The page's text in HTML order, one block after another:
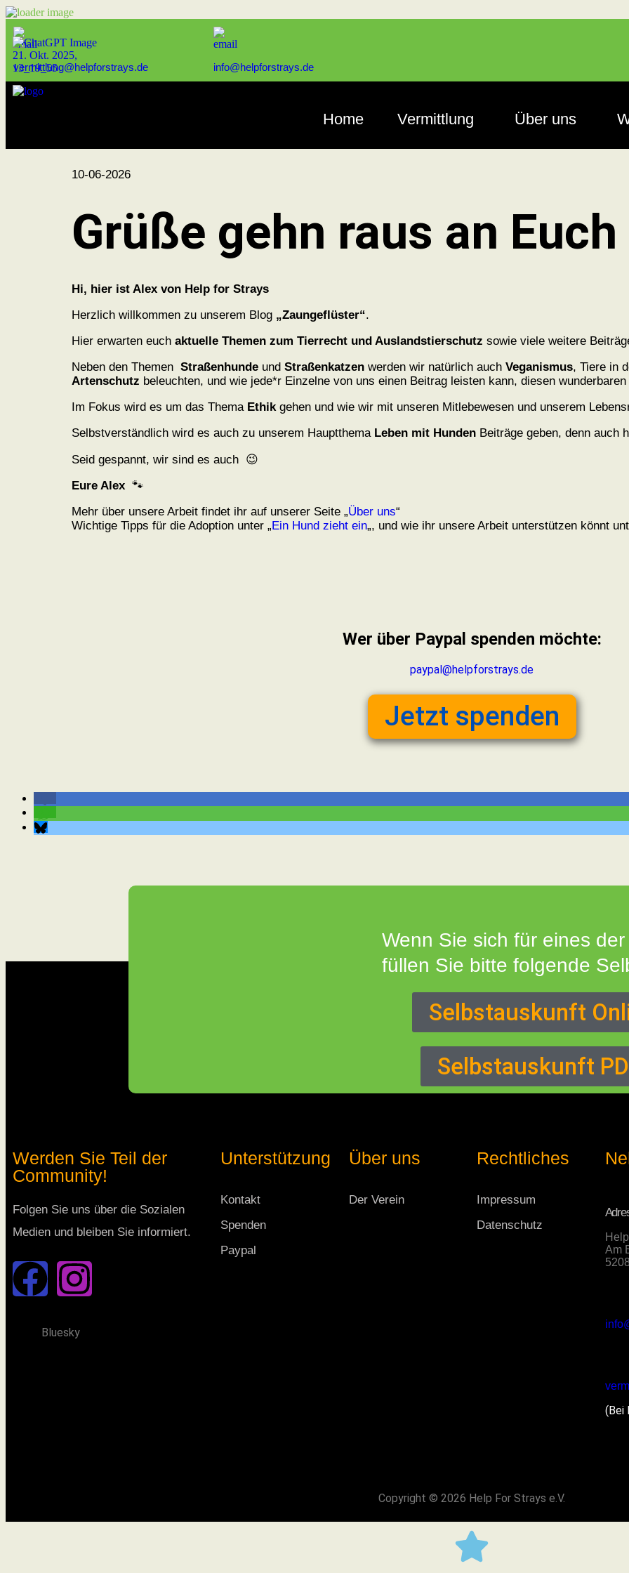
vermittlung@helpforstrays.de info@helpforstrays.de
Home Vermittlung Über uns
10-06-2026
Grüße gehn raus an
Hi, hier ist Alex von Help for Strays
Herzlich willkommen zu unserem Blog „Zaungeflüster“.
Hier erwarten euch aktuelle Themen zum Tierrecht und Auslandstierschutz sowie viele weitere
Neben den Themen Straßenhunde und Straßenkatzen werden wir natürlich auch Veganismus, Tiere in
Artenschutz beleuchten, und wie jede*r Einzelne von uns einen Beitrag leisten kann, diesen
Im Fokus wird es um das Thema Ethikgehen und wie wir mit unseren Mitlebewesen und unserem
Selbstverständlich wird es auch zu unserem HauptthemaLeben mit Hunden Beiträge geben, denn auch
Seid gespannt, wir sind es auch 😉
Eure Alex 🐾
Mehr über unsere Arbeit findet ihr auf unserer Seite „Über uns“
Wichtige Tipps für die Adoption unter „ Ein Hund zieht ein„, und wie ihr unsere Arbeit unterstützen könnt
Wer über Paypal spenden möchte:
paypal@helpforstrays.de
Jetzt spenden
Wenn Sie sich für eines
füllen Sie bitte folgende
Selbstauskunft
Selbstauskunft
Werden Sie Teil der
Community!
Folgen Sie uns über die Sozialen
Medien und bleiben Sie informiert.
Bluesky
Unterstützung
Kontakt
Spenden
Paypal
Über uns
Der Verein
Rechtliches
Impressum
Datenschutz
Am
(Bei
Copyright © 2026 Help For Strays e.V.